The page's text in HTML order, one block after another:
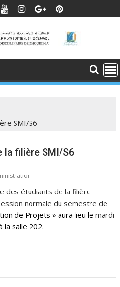
SMI/S6
la filière SMI/S6
des étudiants de la filière
normale du semestre de
de Projets » aura lieu lemardi
la salle 202.